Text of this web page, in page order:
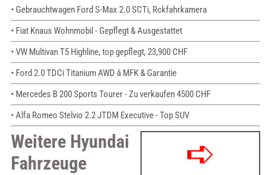
• Gebrauchtwagen Ford S-Max 2.0 SCTi, Rckfahrkamera
• Fiat Knaus Wohnmobil - Gepflegt & Ausgestattet
• VW Multivan T5 Highline, top gepflegt, 23,900 CHF
• Ford 2.0 TDCi Titanium AWD â MFK & Garantie
• Mercedes B 200 Sports Tourer - Zu verkaufen 4500 CHF
• Alfa Romeo Stelvio 2.2 JTDM Executive - Top SUV
Weitere Hyundai
Fahrzeuge